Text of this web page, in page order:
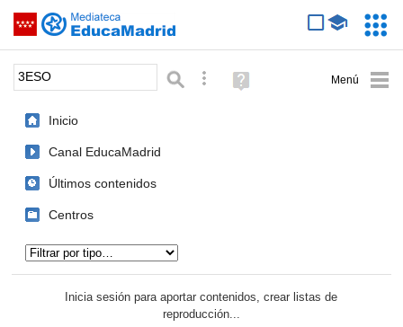
Saltar navegación
Palabra o frase: Búsqueda avanzada
Ayuda
(en
Inicio
Canal EducaMadrid
Últimos contenidos
Centros
Inicia sesión para aportar contenidos, crear listas de
reproducción...